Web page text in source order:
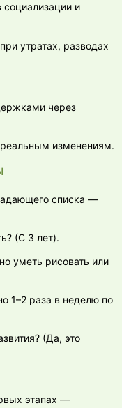
и
утратах, разводах
через
изменениям.
списка —
(С 3 лет).
уметь рисовать или
1–2 раза в неделю по
(Да, это
этапах —